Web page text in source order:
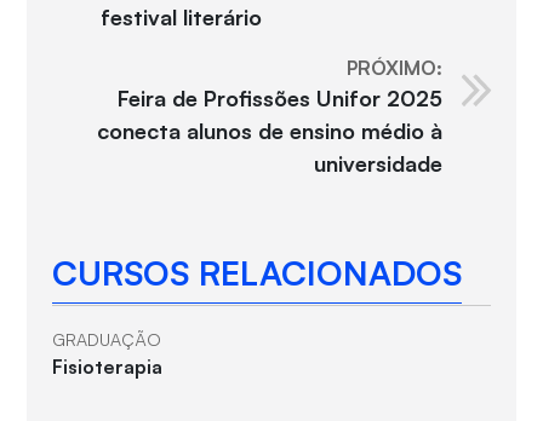
festival literário
PRÓXIMO:
Feira de Profissões Unifor 2025
conecta alunos de ensino médio à
universidade
CURSOS RELACIONADOS
GRADUAÇÃO
Fisioterapia